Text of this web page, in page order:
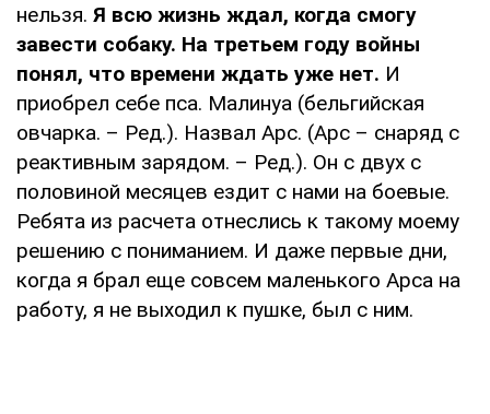
нельзя. Я всю жизнь ждал, когда смогу
завести собаку. На третьем году войны
понял, что времени ждать уже нет. И
приобрел себе пса. Малинуа (бельгийская
овчарка. – Ред.). Назвал Арс. (Арс – снаряд с
реактивным зарядом. – Ред.). Он с двух с
половиной месяцев ездит с нами на боевые.
Ребята из расчета отнеслись к такому моему
решению с пониманием. И даже первые дни,
когда я брал еще совсем маленького Арса на
работу, я не выходил к пушке, был с ним.